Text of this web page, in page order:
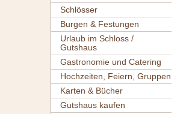
Schlösser
Burgen & Festungen
Urlaub im Schloss /
Gutshaus
Gastronomie und Catering
Hochzeiten, Feiern, Gruppen
Karten & Bücher
Gutshaus kaufen